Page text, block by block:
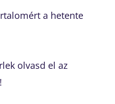
a hetente
olvasd el az